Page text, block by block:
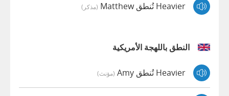
Heavier تُنطق Matthew (مذكر)
النطق باللهجة الأمريكية
Heavier تُنطق Amy (مؤنث)